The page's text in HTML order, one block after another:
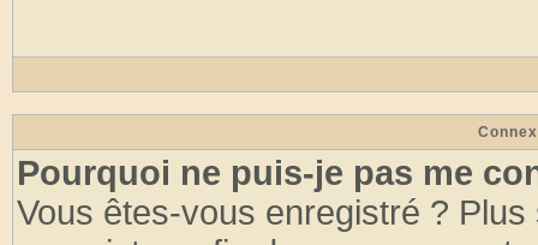
Pourquoi ne puis-je pas me
Vous êtes-vous enregistré ?